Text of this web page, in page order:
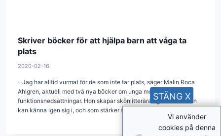
Skriver böcker för att hjälpa barn att våga ta
plats
2020-02-16
– Jag har alltid vurmat för de som inte tar plats, säger Malin Roca
Ahlgren, aktuell med två nya böcker om unga med
funktionsnedsättningar. Hon skapar skönlitterära figurer som man
kan känna igen sig i, och som stärker självkänslan.
Vi använder
cookies på denna
STÄNG X